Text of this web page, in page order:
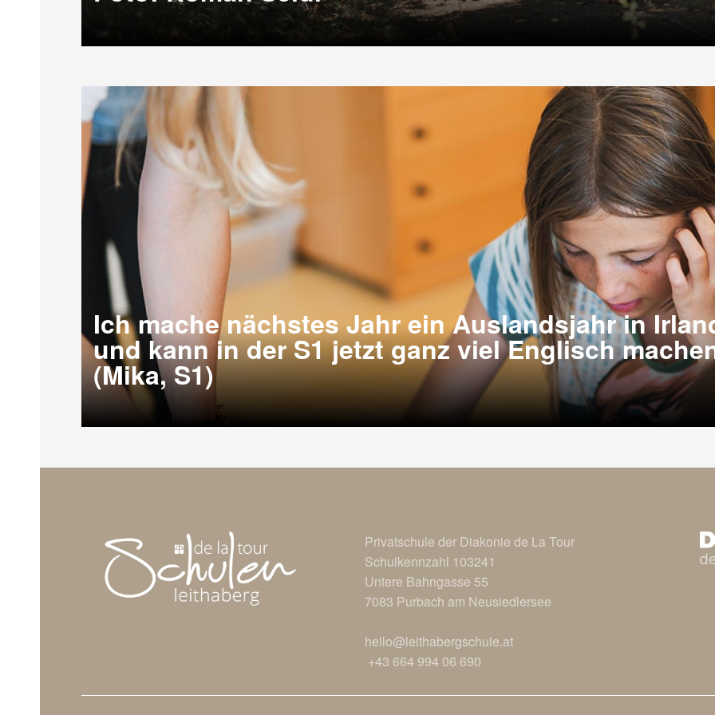
Ich mache nächstes Jahr ein Auslandsjahr in
und kann in der S1 jetzt ganz viel Englisch
(Mika, S1)
Privatschule der Diakonie de La Tour
Schulkennzahl 103241
Untere Bahngasse 55
7083 Purbach am Neusiedlersee
hello@leithabergschule.at
+43 664 994 06 690